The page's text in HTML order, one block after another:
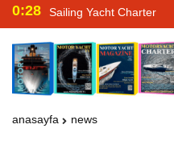
0:28 Sailing Yacht Charter
anasayfa news